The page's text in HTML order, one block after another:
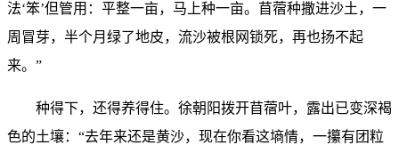
法‘笨’但管用：平整一亩，马上种一亩。苜蓿种撒进沙土，一
周冒芽，半个月绿了地皮，流沙被根网锁死，再也扬不起
来。”
种得下，还得养得住。徐朝阳拨开苜蓿叶，露出已变深褐
色的土壤：“去年来还是黄沙，现在你看这墒情，一攥有团粒